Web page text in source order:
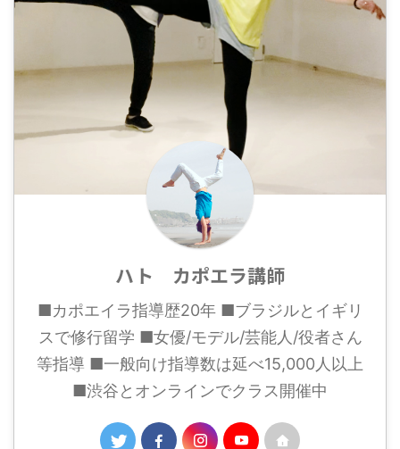
ハト カポエラ講師
■カポエイラ指導歴20年 ■ブラジルとイギリ
スで修行留学 ■女優/モデル/芸能人/役者さん
等指導 ■一般向け指導数は延べ15,000人以上
■渋谷とオンラインでクラス開催中